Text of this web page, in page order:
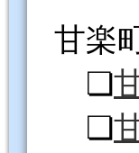
甘楽
❏
❏